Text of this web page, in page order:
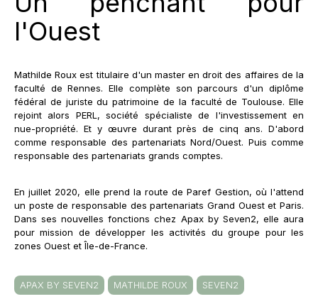
l'Ouest
Mathilde Roux est titulaire d'un master en droit des affaires de la
faculté de Rennes. Elle complète son parcours d'un diplôme
fédéral de juriste du patrimoine de la faculté de Toulouse. Elle
rejoint alors PERL, société spécialiste de l'investissement en
nue-propriété. Et y œuvre durant près de cinq ans. D'abord
comme responsable des partenariats Nord/Ouest. Puis comme
responsable des partenariats grands comptes.
En juillet 2020, elle prend la route de Paref Gestion, où l'attend
un poste de responsable des partenariats Grand Ouest et Paris.
Dans ses nouvelles fonctions chez Apax by Seven2, elle aura
pour mission de développer les activités du groupe pour les
zones Ouest et Île-de-France.
APAX BY SEVEN2 MATHILDE ROUX SEVEN2